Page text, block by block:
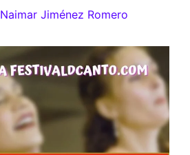
Naimar Jiménez Romero